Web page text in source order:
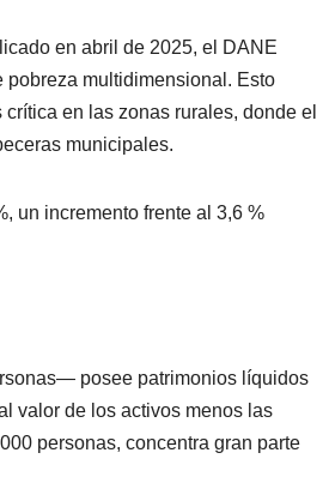
en abril de 2025, el DANE
pobreza multidimensional. Esto
en las zonas rurales, donde el
municipales.
un incremento frente al 3,6 %
posee patrimonios líquidos
valor de los activos menos las
personas, concentra gran parte